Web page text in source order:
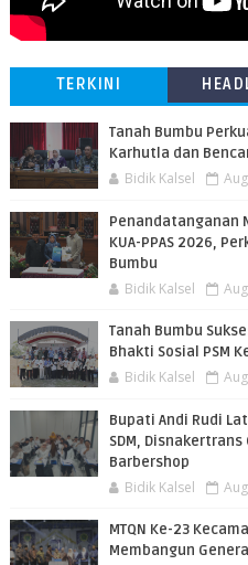
TERKINI
Tanah Bumbu
Karhutla dan
Bidik Kalsel
Penandatanganan
KUA-PPAS 2026,
Bumbu
Bidik Kalsel
Tanah Bumbu
Bhakti Sosial PSM
Bidik Kalsel
Bupati Andi Rudi
SDM,
Barbershop
Bidik Kalsel
MTQN Ke-23
Membangun